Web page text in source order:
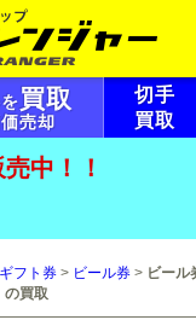
買取
売却
切手
買取
中！！
フト券 > ビール券 > ビール
の買取